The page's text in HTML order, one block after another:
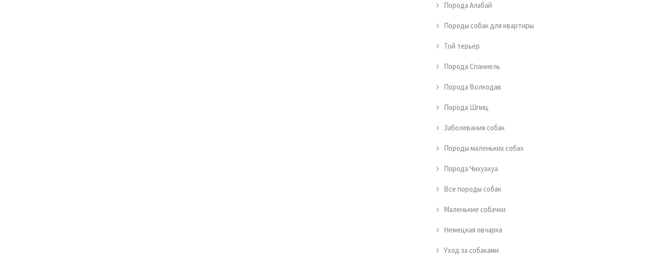
Порода Алабай
Породы собак для квартиры
Той терьер
Порода Спаниель
Порода Волкодав
Порода Шпиц
Заболевания собак
Породы маленьких собах
Порода Чихуахуа
Все породы собак
Маленькие собачки
Немецкая овчарка
Уход за собаками